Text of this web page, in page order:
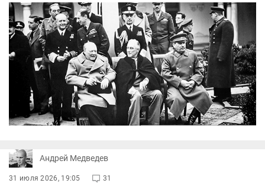
Андрей Медведев
31 июля 2026, 19:05 31